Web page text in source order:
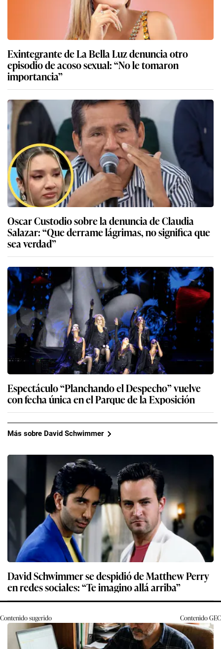
Exintegrante de La Bella Luz denuncia otro
episodio de acoso sexual: “No le tomaron
importancia”
Oscar Custodio sobre la denuncia de Claudia
Salazar: “Que derrame lágrimas, no significa que
sea verdad”
Espectáculo “Planchando el Despecho” vuelve
con fecha única en el Parque de la Exposición
Más sobre David Schwimmer
David Schwimmer se despidió de Matthew Perry
en redes sociales: “Te imagino allá arriba”
Contenido sugerido ContenidoGEC